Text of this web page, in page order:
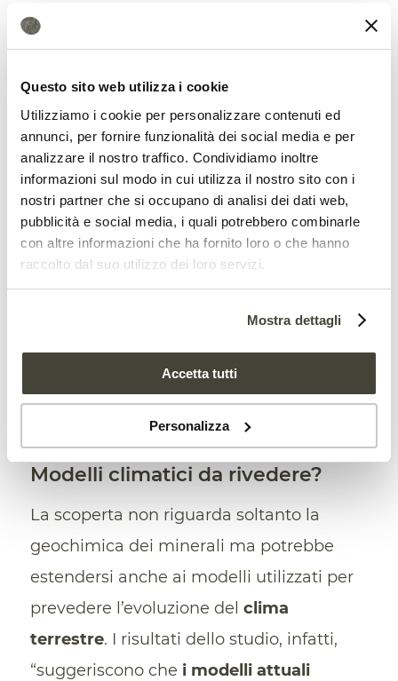
Questo sito web utilizza i cookie
Utilizziamo i cookie per personalizzare contenuti ed
annunci, per fornire funzionalità dei social media e per
analizzare il nostro traffico. Condividiamo inoltre
informazioni sul modo in cui utilizza il nostro sito con i
nostri partner che si occupano di analisi dei dati web,
pubblicità e social media, i quali potrebbero combinarle
con altre informazioni che ha fornito loro o che hanno
raccolto dal suo utilizzo dei loro servizi.
Mostra dettagli
Accetta tutti
Personalizza
nel ghiaccio. In questi microambienti le
iniziali, accelerando enormemente le
reazioni chimiche. Le quali, nota ancora la
ricerca, possono proseguire anche a
temperature molto basse.
Modelli climatici da rivedere?
La scoperta non riguarda soltanto la
geochimica dei minerali ma potrebbe
estendersi anche ai modelli utilizzati per
prevedere l’evoluzione del clima
terrestre. I risultati dello studio, infatti,
“suggeriscono che i modelli attuali